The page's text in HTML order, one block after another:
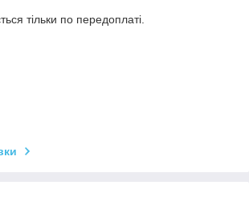
тільки по передоплаті.